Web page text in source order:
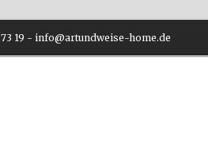
19 - info@artundweise-home.de